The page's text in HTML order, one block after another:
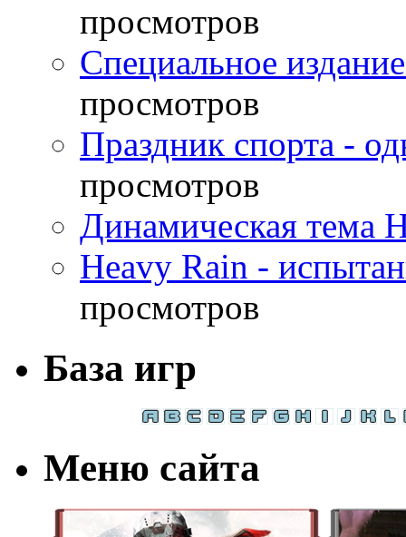
просмотров
Специальное
просмотров
Праздник спорта -
просмотров
Динамическая тема
Heavy Rain -
просмотров
База игр
Меню сайта